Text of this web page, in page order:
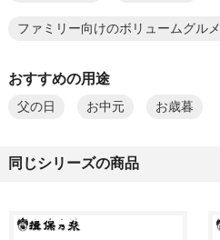
ファミリー向けのボリュームグルメ
おすすめの用途
父の日 お中元 お歳暮
同じシリーズの商品